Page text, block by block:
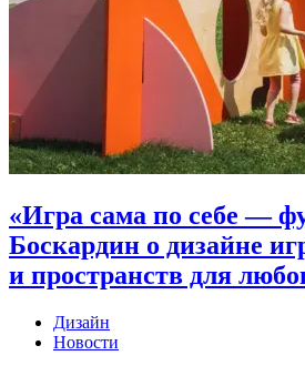
«Игра сама по себе —
Боскардин о дизайне
и пространств для
Дизайн
Новости